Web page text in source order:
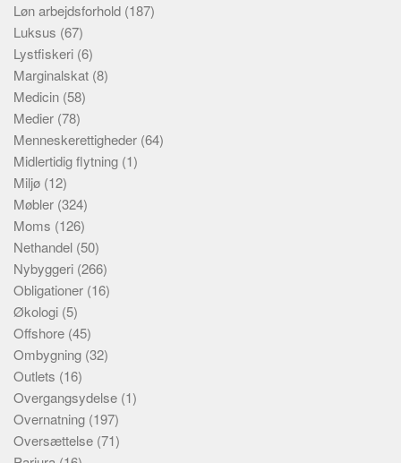
Løn arbejdsforhold (187)
Luksus (67)
Lystfiskeri (6)
Marginalskat (8)
Medicin (58)
Medier (78)
Menneskerettigheder (64)
Midlertidig flytning (1)
Miljø (12)
Møbler (324)
Moms (126)
Nethandel (50)
Nybyggeri (266)
Obligationer (16)
Økologi (5)
Offshore (45)
Ombygning (32)
Outlets (16)
Overgangsydelse (1)
Overnatning (197)
Oversættelse (71)